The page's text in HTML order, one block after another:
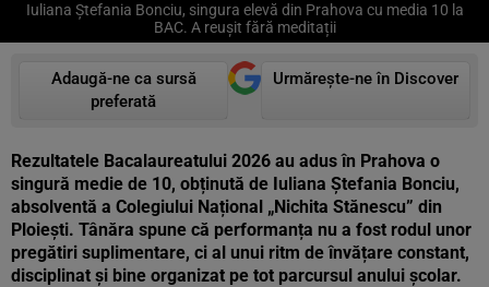
Iuliana Ștefania Bonciu, singura elevă din Prahova cu media 10 la
BAC. A reușit fără meditații
Adaugă-ne ca sursă
preferată
Urmărește-ne în Discover
Rezultatele Bacalaureatului 2026 au adus în Prahova o
singură medie de 10, obținută de Iuliana Ștefania Bonciu,
absolventă a Colegiului Național „Nichita Stănescu” din
Ploiești. Tânăra spune că performanța nu a fost rodul unor
pregătiri suplimentare, ci al unui ritm de învățare constant,
disciplinat și bine organizat pe tot parcursul anului școlar.